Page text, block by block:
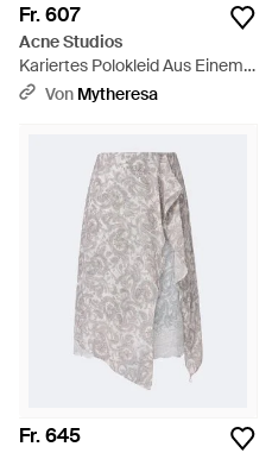
Fr. 607
Acne Studios
Kariertes Polokleid Aus Einem
Baumwollgemisch - Schwarz
Von Mytheresa
Fr. 645